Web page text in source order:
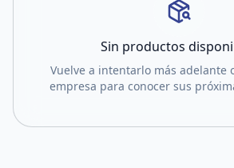
Sin productos
Vuelve a intentarlo más adelante
empresa para conocer sus